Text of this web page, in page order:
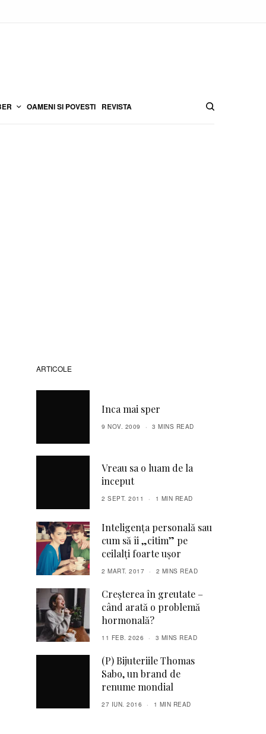
OAMENI SI POVESTI REVISTA
ARTICOLE
Inca mai sper
9 NOV. 2009 3 MINS READ
Vreau sa o luam de la
inceput
2 SEPT. 2011 1 MIN READ
Inteligența personală sau
cum să îi „citim” pe
ceilalți foarte ușor
2 MART. 2017 2 MINS READ
Creșterea în greutate –
când arată o problemă
hormonală?
11 FEB. 2026 3 MINS READ
(P) Bijuteriile Thomas
Sabo, un brand de
renume mondial
27 IUN. 2016 1 MIN READ